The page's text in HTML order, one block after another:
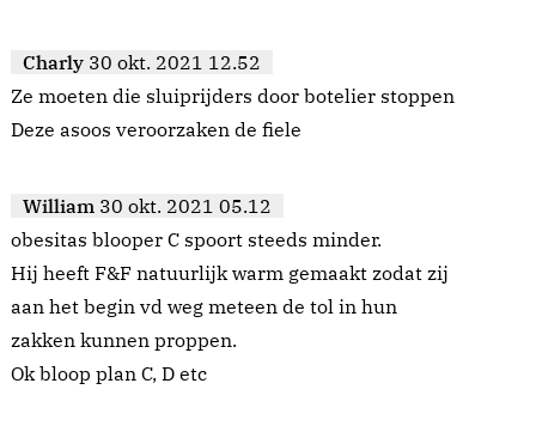
Charly 30 okt. 2021 12.52
Ze moeten die sluiprijders door botelier stoppen
Deze asoos veroorzaken de fiele
William 30 okt. 2021 05.12
obesitas blooper C spoort steeds minder.
Hij heeft F&F natuurlijk warm gemaakt zodat zij
aan het begin vd weg meteen de tol in hun
zakken kunnen proppen.
Ok bloop plan C, D etc